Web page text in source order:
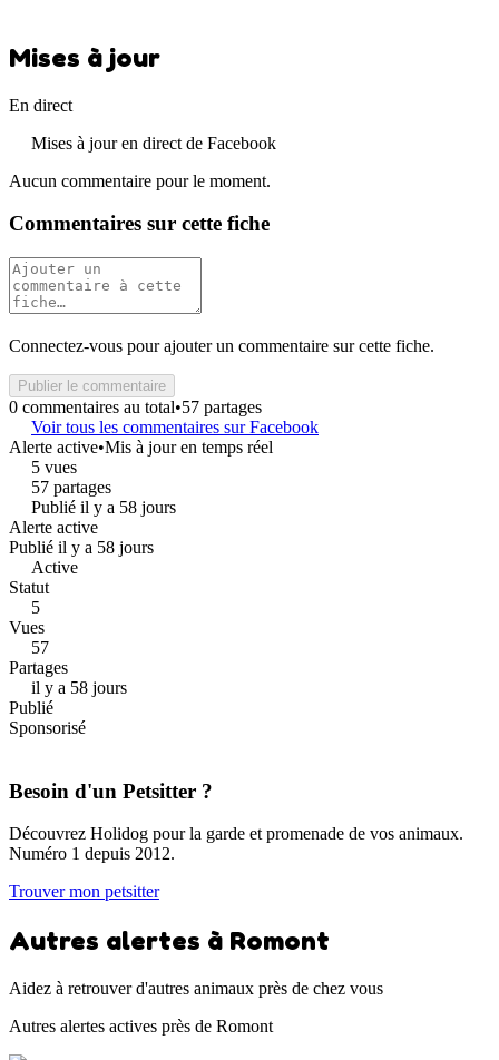
Mises à jour
En direct
Mises à jour en direct de Facebook
Aucun commentaire pour le moment.
Commentaires sur cette fiche
Connectez-vous pour ajouter un commentaire sur cette fiche.
Publier le commentaire
0 commentaires au total•57 partages
Voir tous les commentaires sur Facebook
Alerte active•Mis à jour en temps réel
5 vues
57 partages
Publié il y a 58 jours
Alerte active
Publié il y a 58 jours
Active
Statut
5
Vues
57
Partages
il y a 58 jours
Publié
Sponsorisé
Besoin d'un Petsitter ?
Découvrez Holidog pour la garde et promenade de vos animaux.
Numéro 1 depuis 2012.
Trouver mon petsitter
Autres alertes à Romont
Aidez à retrouver d'autres animaux près de chez vous
Autres alertes actives près de Romont